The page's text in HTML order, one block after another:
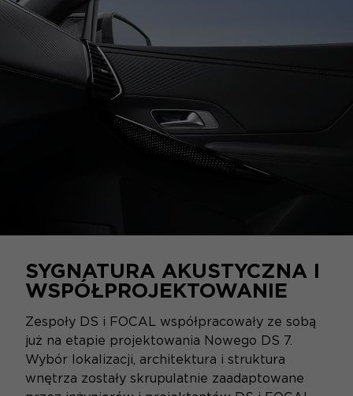
SYGNATURA AKUSTYCZNA I
WSPÓŁPROJEKTOWANIE
Zespoły DS i FOCAL współpracowały ze sobą
już na etapie projektowania Nowego DS 7.
Wybór lokalizacji, architektura i struktura
wnętrza zostały skrupulatnie zaadaptowane